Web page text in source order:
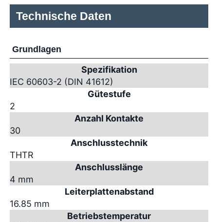
Technische Daten
Grundlagen
Spezifikation
IEC 60603-2 (DIN 41612)
Gütestufe
2
Anzahl Kontakte
30
Anschlusstechnik
THTR
Anschlusslänge
4 mm
Leiterplattenabstand
16.85 mm
Betriebstemperatur